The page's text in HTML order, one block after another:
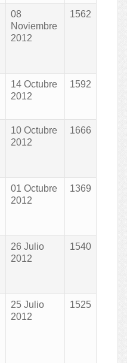
08
Noviembre
2012
1562
14 Octubre
2012
1592
10 Octubre
2012
1666
01 Octubre
2012
1369
26 Julio
2012
1540
25 Julio
2012
1525